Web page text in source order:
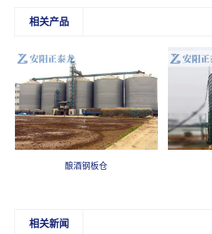
相关产品
酿酒钢板仓
相关新闻